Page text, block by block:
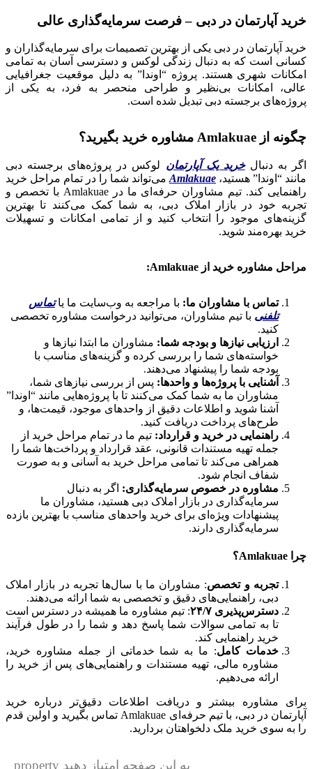
خرید آپارتمان در دبی – فرصت سرمایه‌گذاری عالی
خرید آپارتمان در دبی یکی از بهترین تصمیمات برای سرمایه‌گذاران و
کسانی است که به دنبال زندگی لوکس و دسترسی آسان به تمامی
امکانات شهری هستند. پروژه “اوندا” به دلیل موقعیت جغرافیایی
عالی، امکانات بی‌نظیر و طراحی منحصر به فرد، به یکی از
پروژه‌های برجسته دبی تبدیل شده است.
چگونه از Amlakuae مشاوره خرید بگیرید؟
اگر به دنبالخرید یک آپارتمان لوکس در پروژه‌های برجسته دبی
مانند “اوندا” هستید، Amlakuae می‌تواند شما را در تمام مراحل خرید
راهنمایی کند. تیم مشاوران حرفه‌ای ما در Amlakuae با تخصص و
تجربه خود در بازار املاک دبی، به شما کمک می‌کنند تا بهترین
گزینه‌های موجود را انتخاب کنید و از تمامی امکانات و تسهیلات
خرید بهره‌مند شوید.
مراحل مشاوره خرید از Amlakuae:
تماس با مشاوران ما: با مراجعه به وب‌سایت ما یاتماس
تلفنی با تیم مشاوران، می‌توانید درخواست مشاوره تخصصی
کنید.
ارزیابی نیازها و بودجه شما: مشاوران ما ابتدا نیازها و
خواسته‌های شما را بررسی کرده و گزینه‌های مناسب با
بودجه شما را پیشنهاد می‌دهند.
آشنایی با پروژه‌ها و واحدها: پس از بررسی نیازهای شما،
مشاوران ما به شما کمک می‌کنند تا با پروژه‌هایی مانند “اوندا”
آشنا شوید و اطلاعات دقیق از واحدهای موجود، قیمت‌ها، و
طرح‌های پرداخت دریافت کنید.
راهنمایی در خرید و قرارداد: تیم ما در تمام مراحل خرید از
جمله تهیه مستندات قانونی، عقد قرارداد و پرداخت‌ها شما را
همراهی می‌کند تا تمامی مراحل خرید به آسانی و به صورت
شفاف انجام شود.
مشاوره در خصوص سرمایه‌گذاری: اگر به دنبال
سرمایه‌گذاری در بازار املاک دبی هستید، مشاوران ما
پیشنهادات ویژه‌ای برای خرید واحدهای مناسب با بهترین بازده
سرمایه‌گذاری دارند.
چرا Amlakuae؟
تجربه و تخصص: مشاوران ما با سال‌ها تجربه در بازار املاک
دبی، راهنمایی‌های دقیق و تخصصی به شما ارائه می‌دهند.
دسترس‌پذیری ۲۴/۷
: تیم مشاوره ما همیشه در دسترس است
تا به تمامی سوالات شما پاسخ دهد و شما را در طول فرآیند
خرید راهنمایی کند.
خدمات کامل: ما به شما خدماتی از جمله مشاوره خرید،
مشاوره مالی، تهیه مستندات و راهنمایی‌های پس از خرید را
ارائه می‌دهیم.
برای مشاوره بیشتر و دریافت اطلاعات دقیق‌تر درباره خرید
آپارتمان در دبی، با تیم حرفه‌ای Amlakuae تماس بگیرید و اولین قدم
را به سوی خرید ملک دلخواهتان بردارید.
به این صفحه امتیاز دهید property